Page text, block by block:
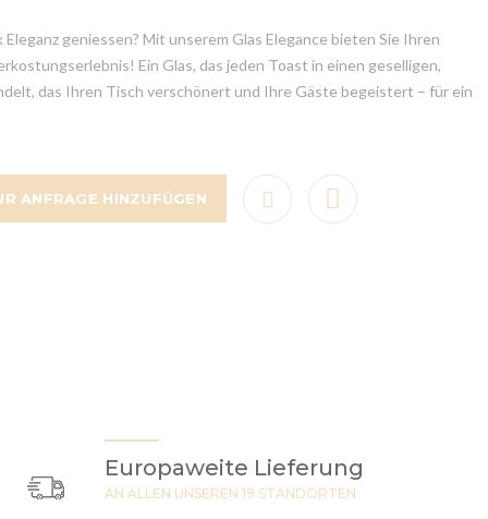
geniessen? Mit unserem Glas Elegance bieten Sie Ihren
Ein Glas, das jeden Toast in einen geselligen,
das Ihren Tisch verschönert und Ihre Gäste begeistert – für ein
ANFRAGE HINZUFÜGEN
Europaweite Lieferung
AN ALLEN UNSEREN 19 STANDORTEN